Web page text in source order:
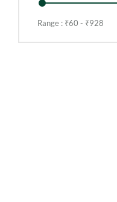
Range : ₹60 - ₹928